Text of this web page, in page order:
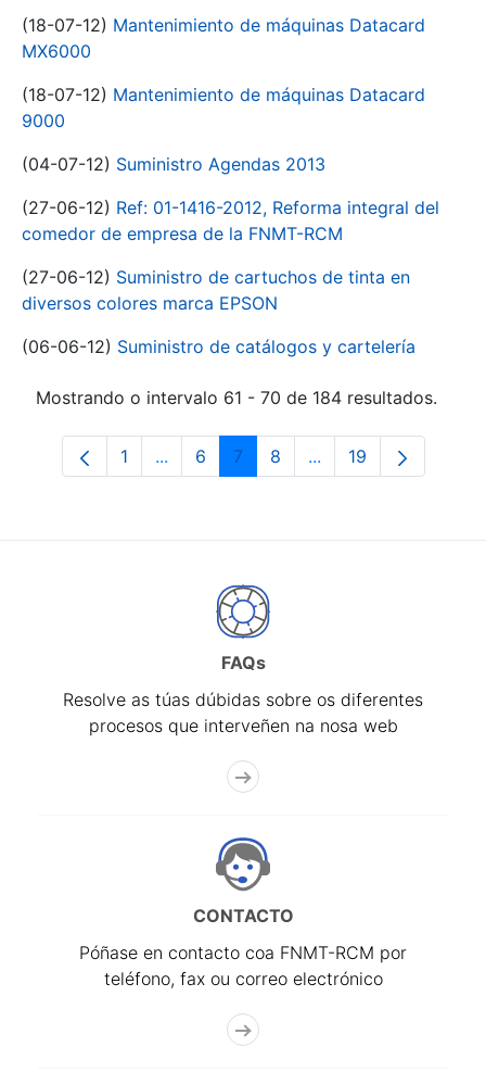
(18-07-12) Mantenimiento de máquinas Datacard
MX6000
(18-07-12) Mantenimiento de máquinas Datacard
9000
(04-07-12) Suministro Agendas 2013
(27-06-12) Ref: 01-1416-2012, Reforma integral del
comedor de empresa de la FNMT-RCM
(27-06-12) Suministro de cartuchos de tinta en
diversos colores marca EPSON
(06-06-12) Suministro de catálogos y cartelería
Mostrando o intervalo 61 - 70 de 184 resultados.
Páxina
1 ...Páxinas intermedias Use pestaña para
Páxina
6 Páxina
7 Páxina
8 ...Páxinas intermedias
Páxina
19
FAQs
Resolve as túas dúbidas sobre os diferentes
procesos que interveñen na nosa web
CONTACTO
Póñase en contacto coa FNMT-RCM por
teléfono, fax ou correo electrónico